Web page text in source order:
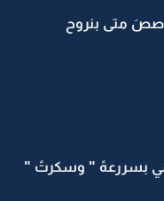
متى بنروح
بسررعهً " وسكرتً "